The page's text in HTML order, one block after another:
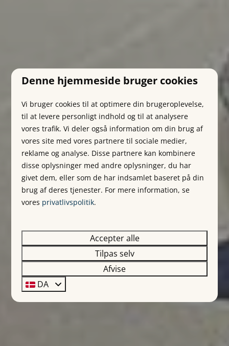
Denne hjemmeside bruger cookies
Vi bruger cookies til at optimere din brugeroplevelse,
til at levere personligt indhold og til at analysere
vores trafik. Vi deler også information om din brug af
vores site med vores partnere til sociale medier,
reklame og analyse. Disse partnere kan kombinere
disse oplysninger med andre oplysninger, du har
givet dem, eller som de har indsamlet baseret på din
brug af deres tjenester. For mere information, se
vores privatlivspolitik.
Accepter alle
Tilpas selv
Afvise
DA